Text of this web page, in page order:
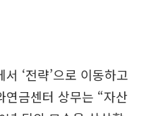
‘전략’으로 이동하고
연금센터 상무는 “자산